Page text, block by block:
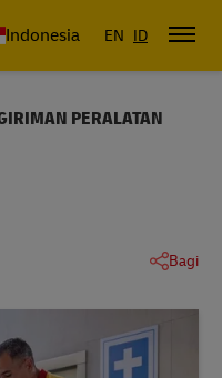
Indonesia EN ID
PERALATAN
Bagi